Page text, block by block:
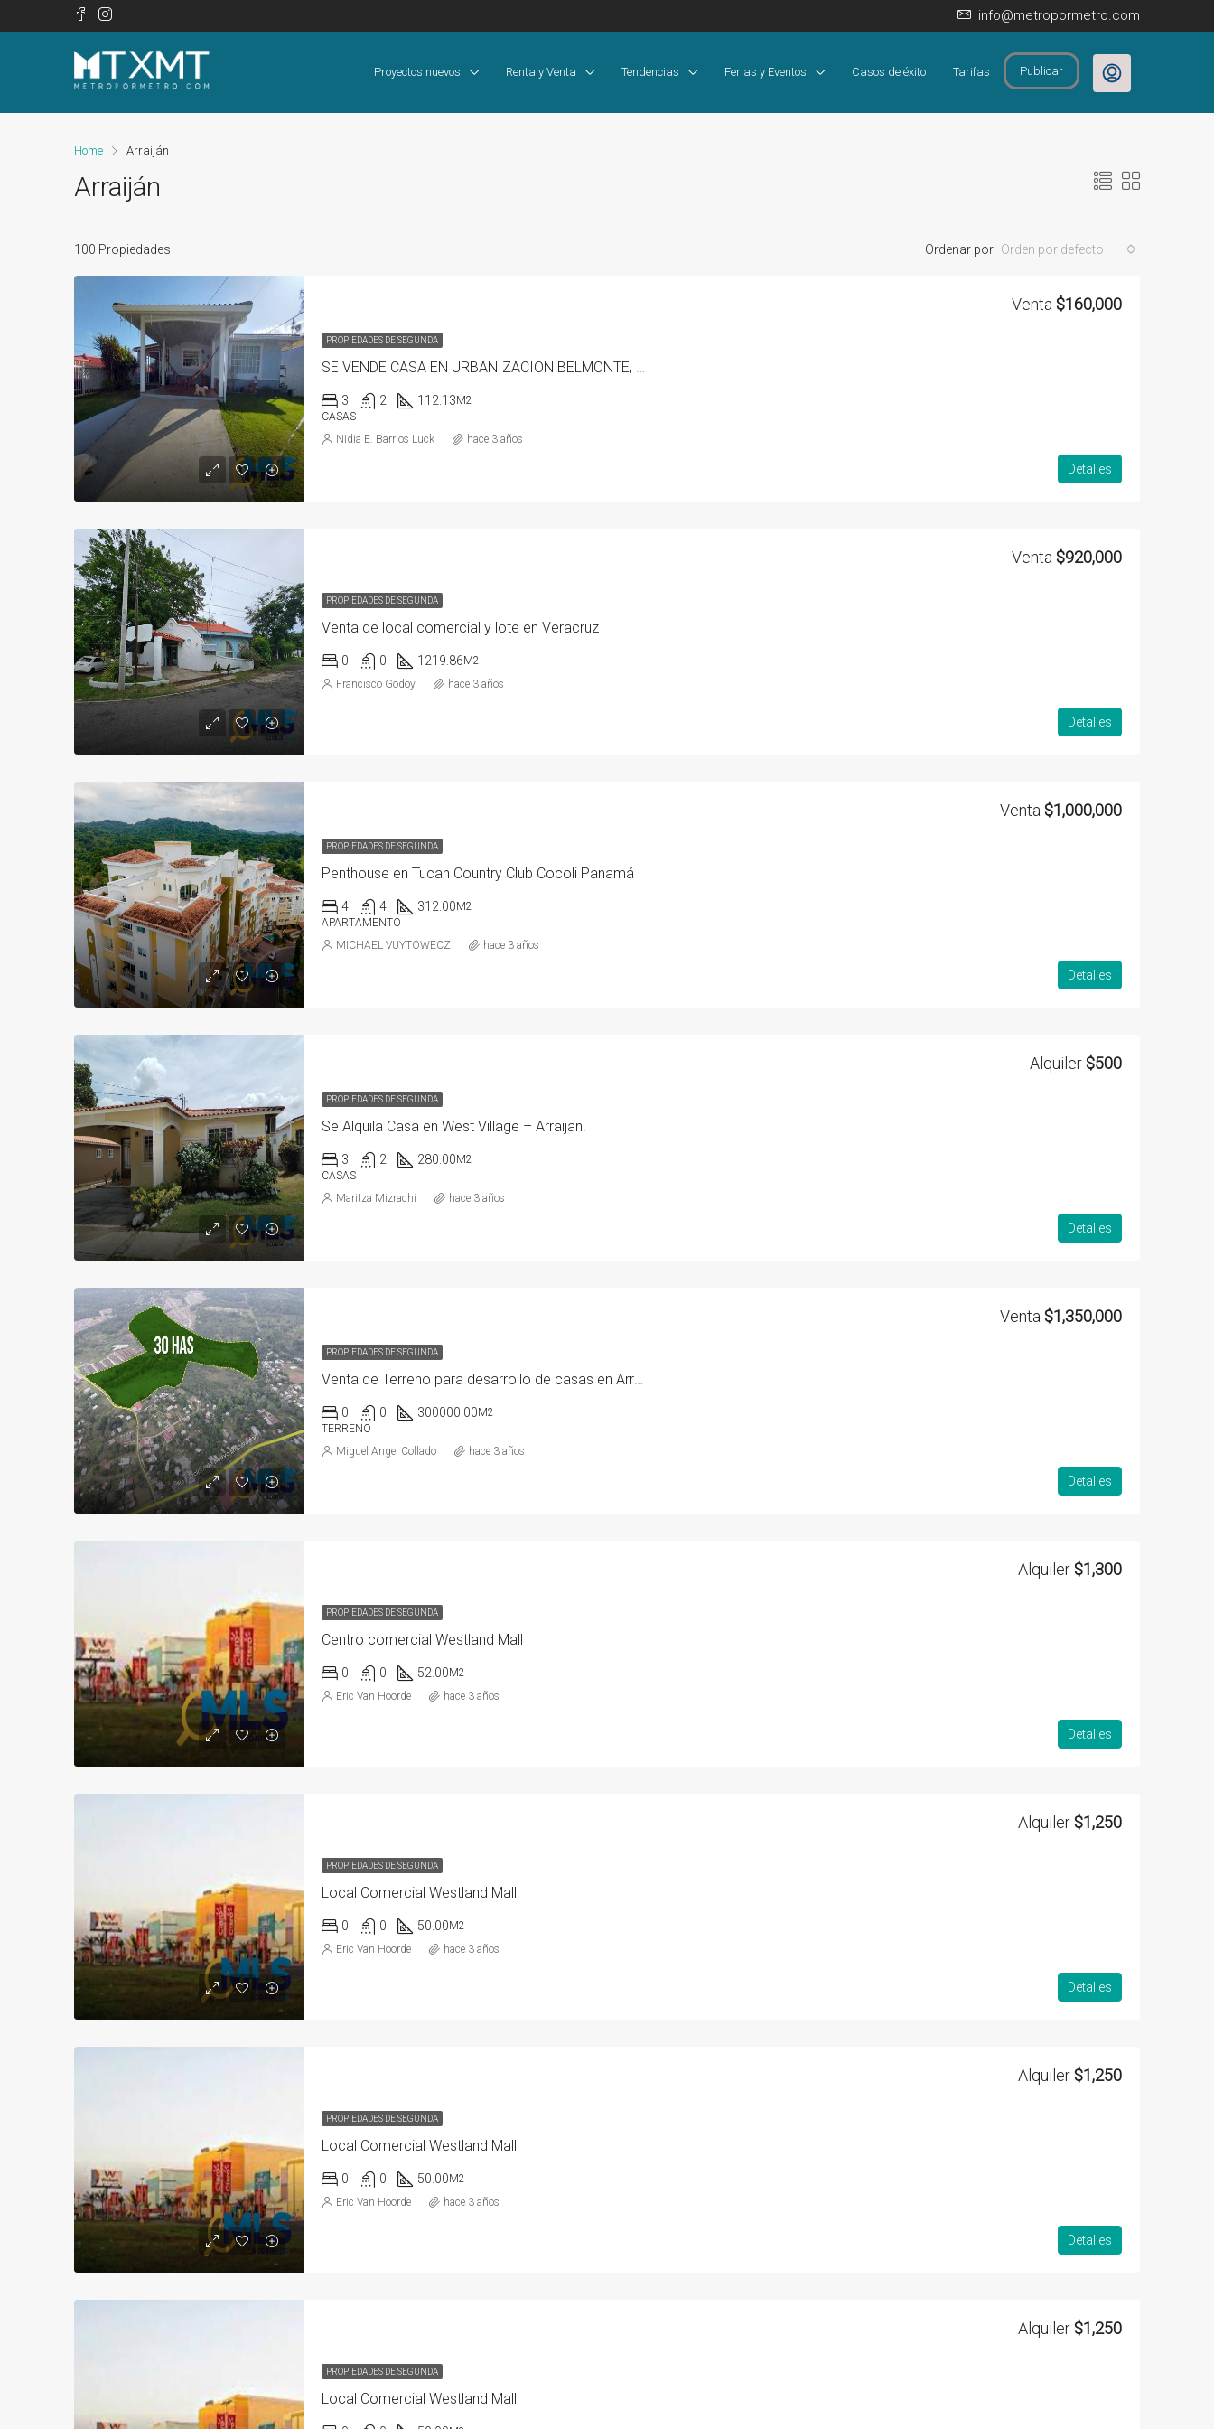
info@metropormetro.com
Proyectos nuevos Renta y Venta Tendencias Ferias y Eventos Casos de éxito Tarifas Publicar
Home Arraiján
Arraiján
100 Propiedades Ordenar por: Orden por defecto
PROPIEDADES DE SEGUNDA
Venta $160,000
3 2 112.13M2
CASAS
Detalles
Nidia E. Barrios Luck hace 3 años
PROPIEDADES DE SEGUNDA
Venta de local comercial y lote en Veracruz
Venta $920,000
0 0 1219.86M2
Detalles
Francisco Godoy hace 3 años
PROPIEDADES DE SEGUNDA
Penthouse en Tucan Country Club Cocoli Panamá
Venta $1,000,000
4 4 312.00M2
APARTAMENTO
Detalles
MICHAEL VUYTOWECZ hace 3 años
PROPIEDADES DE SEGUNDA
Se Alquila Casa en West Village – Arraijan.
Alquiler $500
3 2 280.00M2
CASAS
Detalles
Maritza Mizrachi hace 3 años
PROPIEDADES DE SEGUNDA
Venta $1,350,000
0 0 300000.00M2
TERRENO
Detalles
Miguel Angel Collado hace 3 años
PROPIEDADES DE SEGUNDA
Centro comercial Westland Mall
Alquiler $1,300
0 0 52.00M2
Detalles
Eric Van Hoorde hace 3 años
PROPIEDADES DE SEGUNDA
Local Comercial Westland Mall
Alquiler $1,250
0 0 50.00M2
Detalles
Eric Van Hoorde hace 3 años
PROPIEDADES DE SEGUNDA
Local Comercial Westland Mall
Alquiler $1,250
0 0 50.00M2
Detalles
Eric Van Hoorde hace 3 años
PROPIEDADES DE SEGUNDA
Local Comercial Westland Mall
Alquiler $1,250